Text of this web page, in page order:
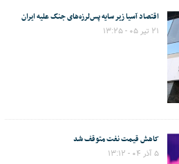
اقتصاد آسیا زیر سایه پس‌لرزه‌های جنگ علیه ایران
۲۱ تیر ۰۵ - ۱۳:۲۵
کاهش قیمت نفت متوقف شد
۵ آذر ۰۴ - ۱۳:۱۲